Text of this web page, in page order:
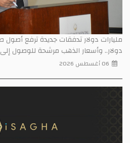
دولار.. وأسعار الذهب مرشحة للوصول إلى 5000 دولار للأوقية
06 أغسطس 2026